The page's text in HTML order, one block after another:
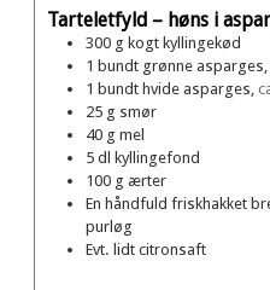
Tarteletfyld – høns i
300 g kogt kyllingekød
1 bundt grønne asparges,
1 bundt hvide asparges,
25 g smør
40 g mel
5 dl
kyllingefond
100 g ærter
En håndfuld friskhakket
purløg
Evt. lidt citronsaft